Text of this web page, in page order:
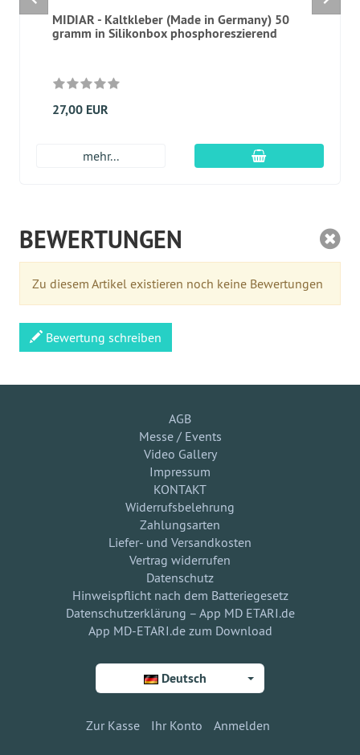
MIDIAR - Kaltkleber (Made in Germany) 50
gramm in Silikonbox phosphoreszierend
27,00 EUR
mehr... In den
BEWERTUNGEN
Zu diesem Artikel existieren noch keine Bewertungen
Bewertung schreiben
AGB
Messe / Events
Video Gallery
Impressum
KONTAKT
Widerrufsbelehrung
Zahlungsarten
Liefer- und Versandkosten
Vertrag widerrufen
Datenschutz
Hinweispflicht nach dem Batteriegesetz
Datenschutzerklärung – App MD ETARI.de
App MD-ETARI.de zum Download
Deutsch
Zur Kasse Ihr Konto Anmelden